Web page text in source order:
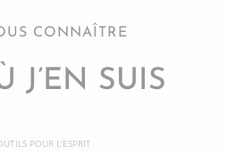
CONNAÎTRE
J’EN SUIS